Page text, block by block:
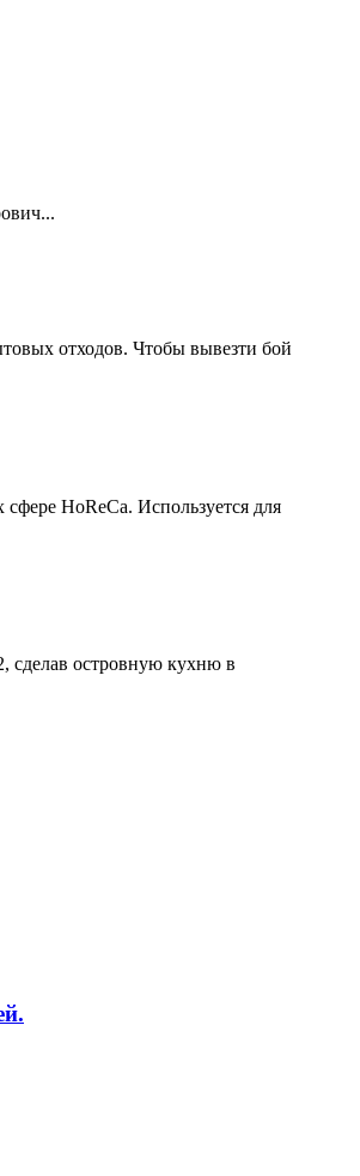
отходов. Чтобы вывезти бой
HoReCa. Используется для
сделав островную кухню в